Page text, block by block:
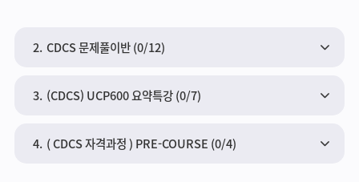
2. CDCS 문제풀이반 (0/12)
3. (CDCS) UCP600 요약특강 (0/7)
4. ( CDCS 자격과정 ) PRE-COURSE (0/4)